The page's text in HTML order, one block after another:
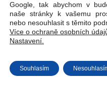
Google, tak abychom v
naše stránky k vašemu
nebo nesouhlasit s těmito
Více o ochraně osobních
Nastavení.
Souhlasím